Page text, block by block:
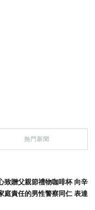
熱門新聞
致贈父親節禮物咖啡杯 向辛
庭責任的男性警察同仁 表達